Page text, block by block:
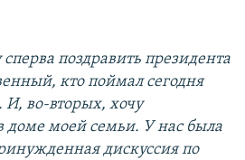
поздравить президента
кто поймал сегодня
во‑вторых, хочу
доме моей семьи. У нас была
дискуссия по